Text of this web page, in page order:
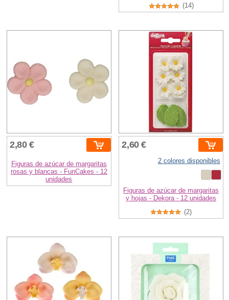
(14)
2,80 €
Figuras de azúcar de margaritas
rosas y blancas - FunCakes - 12
unidades
2,60 €
2 colores disponibles
Figuras de azúcar de margaritas
y hojas - Dekora - 12 unidades
(2)